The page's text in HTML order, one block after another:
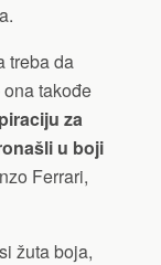
treba da
takođe
za
u boji
Ferrari,
žuta boja,